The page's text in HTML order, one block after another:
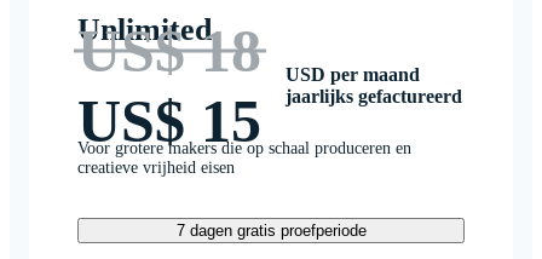
Unlimited
US$ 18
US$ 15
USD per maand
jaarlijks gefactureerd
Voor grotere makers die op schaal produceren en
creatieve vrijheid eisen
7 dagen gratis proefperiode